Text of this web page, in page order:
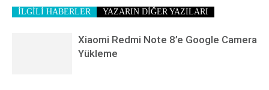
İLGİLİ HABERLER YAZARIN DİĞER YAZILARI
Xiaomi Redmi Note 8’e Google Camera
Yükleme